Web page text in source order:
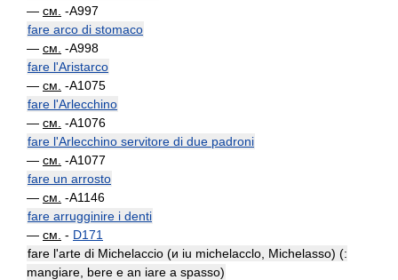
— см. -A997
fare arco di stomaco
— см. -A998
fare l'Aristarco
— см. -A1075
fare l'Arlecchino
— см. -A1076
fare l'Arlecchino servitore di due padroni
— см. -A1077
fare un arrosto
— см. -A1146
fare arrugginire i denti
— см. - D171
fare l'arte di Michelaccio (и iu michelacclo, Michelasso) (:
mangiare, bere e an iare a spasso)